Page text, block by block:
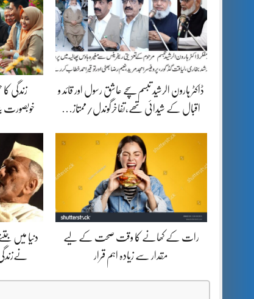
ڈاکٹر ہارون الرشید تبسم سچے عاشق رسول اور قائد و
اقبال کے شیدائی تھے،تفاخرگوندل/ممتاز…
زندگی
خوبصورت
رات کے کھانے کا وقت صحت کے لیے
مقدار سے زیادہ اہم قرار
دنیا میں